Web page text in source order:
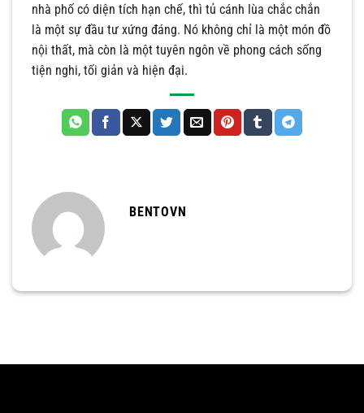
nhà phố có diện tích hạn chế, thì tủ cánh lùa chắc chắn
là một sự đầu tư xứng đáng. Nó không chỉ là một món đồ
nội thất, mà còn là một tuyên ngôn về phong cách sống
tiện nghi, tối giản và hiện đại.
BENTOVN